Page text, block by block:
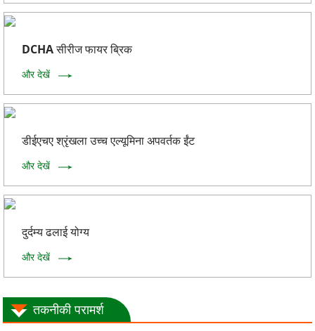
DCHA सीरीज फायर ब्रिक
और देखें
डीईएचए श्रृंखला उच्च एल्यूमिना अपवर्तक ईंट
और देखें
दुर्दम्य ढलाई योग्य
और देखें
तकनीकी परामर्श